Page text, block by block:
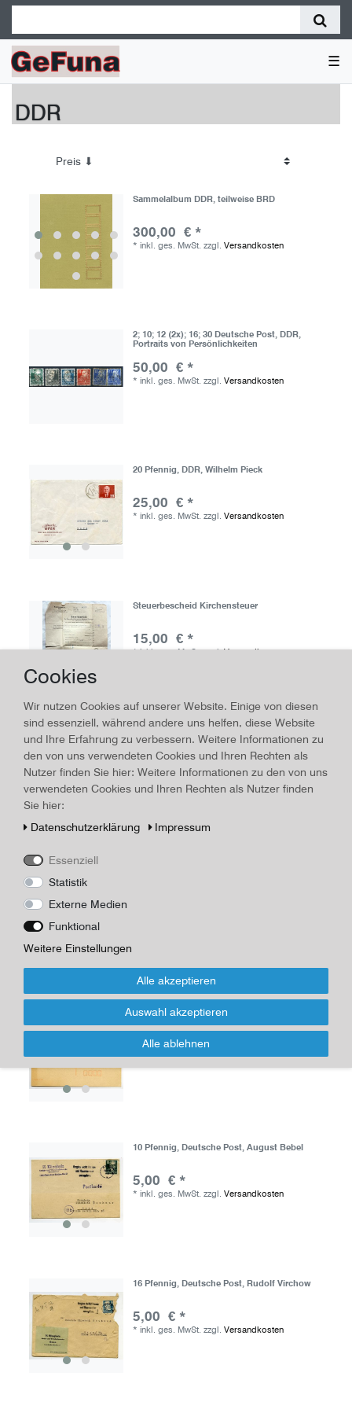
☰
DDR
Sammelalbum DDR, teilweise BRD
300,00 € *
* inkl. ges. MwSt. zzgl. Versandkosten
2; 10; 12 (2x); 16; 30 Deutsche Post, DDR,
Portraits von Persönlichkeiten
50,00 € *
* inkl. ges. MwSt. zzgl. Versandkosten
20 Pfennig, DDR, Wilhelm Pieck
25,00 € *
* inkl. ges. MwSt. zzgl. Versandkosten
Steuerbescheid Kirchensteuer
15,00 € *
*inkl. ges. MwSt.zzgl.Versandkosten
8 Pfennig, Deutsche Post, Karl-Marx
12,00 € *
*inkl. ges. MwSt.zzgl.Versandkosten
10 Pfennig, Berlin, Palast der Republik
8,00 € *
*inkl. ges. MwSt.zzgl.Versandkosten
10 Pfennig, Deutsche Post, August Bebel
5,00 € *
* inkl. ges. MwSt. zzgl. Versandkosten
16 Pfennig, Deutsche Post, Rudolf Virchow
5,00 € *
* inkl. ges. MwSt. zzgl. Versandkosten
Cookies
Wir nutzen Cookies auf unserer Website. Einige von diesen
sind essenziell, während andere uns helfen, diese Website
und Ihre Erfahrung zu verbessern. Weitere Informationen zu
den von uns verwendeten Cookies und Ihren Rechten als
Nutzer finden Sie hier: Weitere Informationen zu den von uns
verwendeten Cookies und Ihren Rechten als Nutzer finden
Sie hier:
Daten­schutz­erklärung
Impressum
Essenziell
Statistik
Externe Medien
Funktional
Weitere Einstellungen
Alle akzeptieren
Auswahl akzeptieren
Alle ablehnen